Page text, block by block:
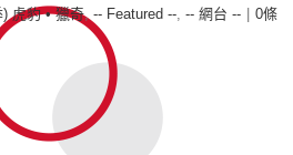
虎豹 • 獵奇, -- Featured --, -- 網台 --
0條